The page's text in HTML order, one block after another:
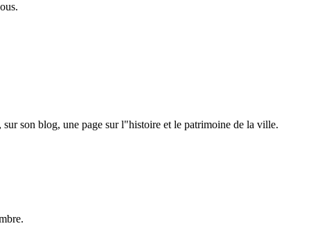
son blog, une page sur l"histoire et le patrimoine de la ville.